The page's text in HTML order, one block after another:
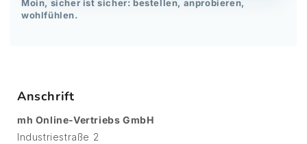
Moin, sicher ist sicher: bestellen, anprobieren,
wohlfühlen.
Anschrift
mh Online-Vertriebs GmbH
Industriestraße 2